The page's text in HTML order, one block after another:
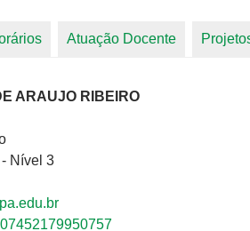
Atuação Docente
ARAUJO RIBEIRO
Nível 3